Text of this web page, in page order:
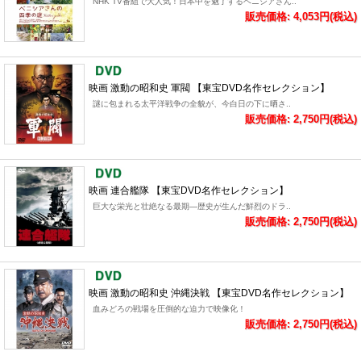
販売価格: 4,053円(税込)
映画 激動の昭和史 軍閥 【東宝DVD名作セレクション】
謎に包まれる太平洋戦争の全貌が、今白日の下に晒さ..
販売価格: 2,750円(税込)
映画 連合艦隊 【東宝DVD名作セレクション】
巨大な栄光と壮絶なる最期―歴史が生んだ鮮烈のドラ..
販売価格: 2,750円(税込)
映画 激動の昭和史 沖縄決戦 【東宝DVD名作セレクション】
血みどろの戦場を圧倒的な迫力で映像化！
販売価格: 2,750円(税込)